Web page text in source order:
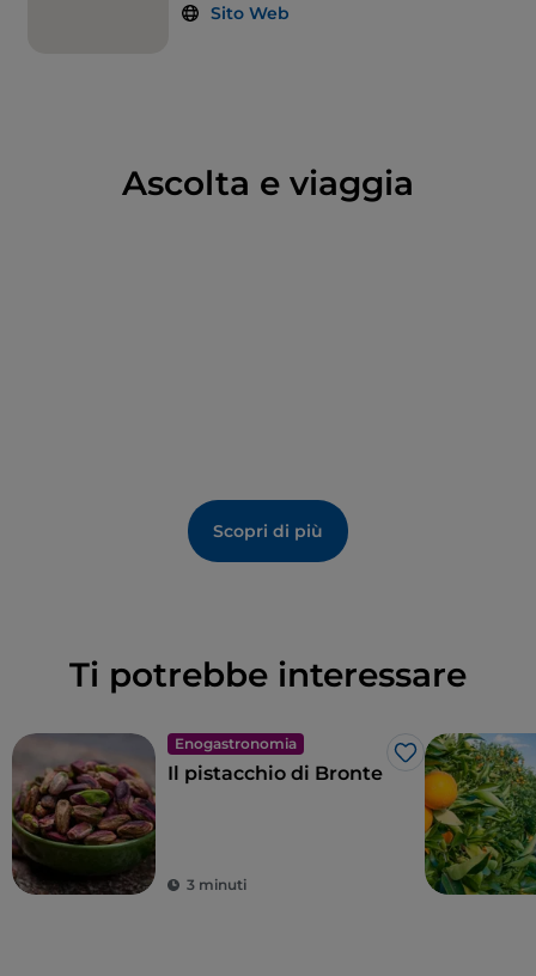
Sito Web
Ascolta e viaggia
Scopri di più
Ti potrebbe interessare
Enogastronomia
Like
Il pistacchio di Bronte
3 minuti